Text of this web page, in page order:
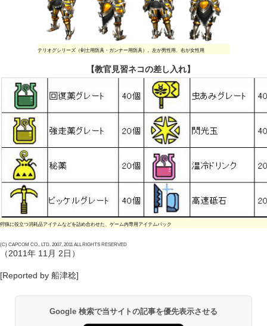
テリオグシリーズ（剣士用防具・ガンナー用防具）。左が男性用、右が女性用
【教官見習ネコの差し入れ】
狩猟に役立つ消耗品アイテムなどを詰め合わせた、ゲーム内専用アイテムパック
(C) CAPCOM CO., LTD. 2007, 2011 ALL RIGHTS RESERVED
（2011年 11月 2日）
[Reported by 船津稔]
Google 検索で当サイトの記事を優先表示させる